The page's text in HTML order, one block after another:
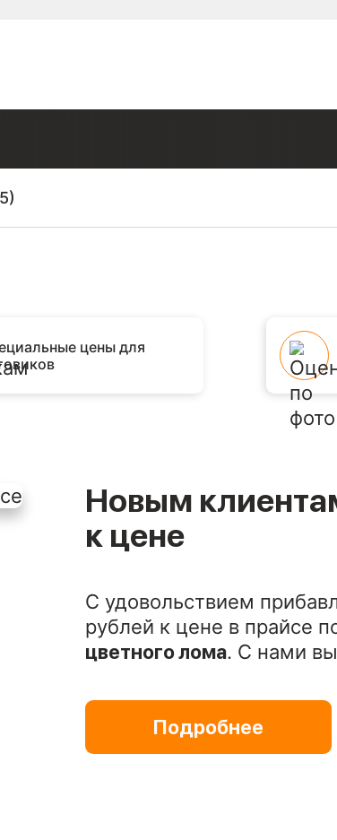
цены для
Новым
к цене
С удовольствием
рублей к цене в прайсе
цветного лома. С нами
Подробнее